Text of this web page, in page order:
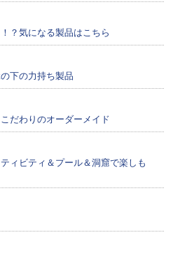
？気になる製品はこちら
下の力持ち製品
だわりのオーダーメイド
ィビティ＆プール＆洞窟で楽しも